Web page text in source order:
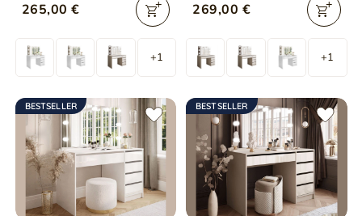
265,00 €
+1
269,00 €
+1
BESTSELLER BESTSELLER